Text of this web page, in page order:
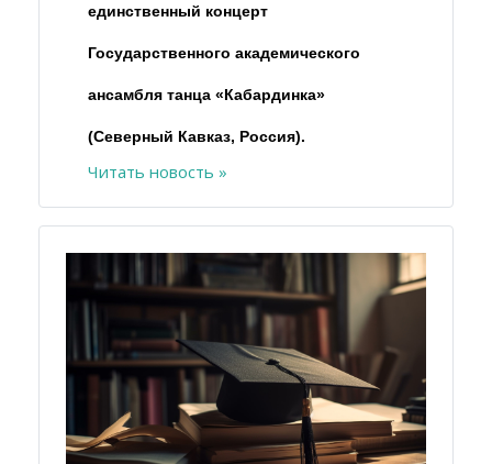
единственный концерт
Государственного академического
ансамбля танца «Кабардинка»
(Северный Кавказ, Россия).
Читать новость »